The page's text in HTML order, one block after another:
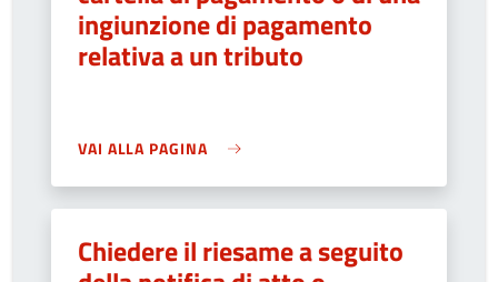
ingiunzione di pagamento
relativa a un tributo
VAI ALLA PAGINA
Chiedere il riesame a seguito